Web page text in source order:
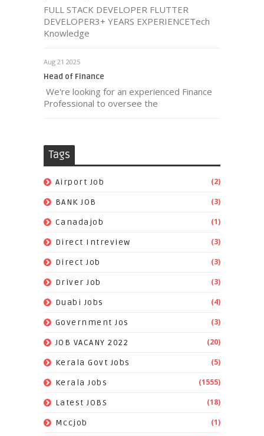
FULL STACK DEVELOPER FLUTTER
DEVELOPER3+ YEARS EXPERIENCETech
Knowledge
Aug 21 2025
Head of Finance
We're looking for an experienced Finance
Professional to oversee the
Tags
Airport Job (2)
BANK JOB (3)
Canadajob (1)
Direct Intreview (3)
Direct Job (3)
Driver Job (3)
Duabi Jobs (4)
Government Jos (3)
JOB VACANY 2022 (20)
Kerala Govt Jobs (5)
Kerala Jobs (1555)
Latest JOBS (18)
Mccjob (1)